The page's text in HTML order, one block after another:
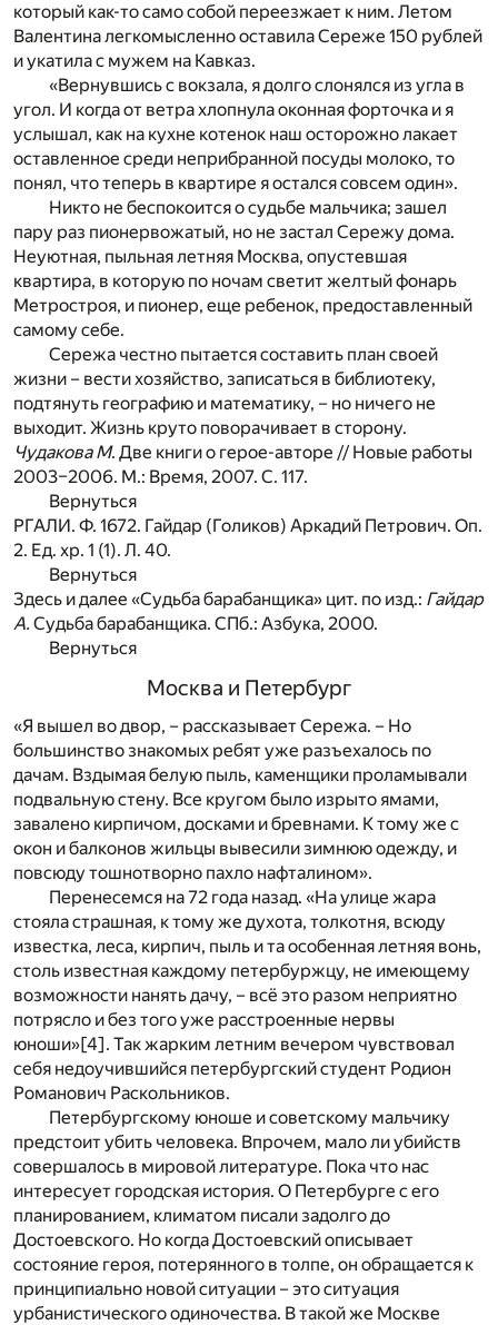
который как-то само собой переезжает к ним. Летом
Валентина легкомысленно оставила Сереже 150 рублей
и укатила с мужем на Кавказ.
«Вернувшись с вокзала, я долго слонялся из угла в
угол. И когда от ветра хлопнула оконная форточка и я
услышал, как на кухне котенок наш осторожно лакает
оставленное среди неприбранной посуды молоко, то
понял, что теперь в квартире я остался совсем один».
Никто не беспокоится о судьбе мальчика; зашел
пару раз пионервожатый, но не застал Сережу дома.
Неуютная, пыльная летняя Москва, опустевшая
квартира, в которую по ночам светит желтый фонарь
Метростроя, и пионер, еще ребенок, предоставленный
самому себе.
Сережа честно пытается составить план своей
жизни – вести хозяйство, записаться в библиотеку,
подтянуть географию и математику, – но ничего не
выходит. Жизнь круто поворачивает в сторону.
Чудакова М. Две книги о герое-авторе // Новые работы
2003–2006. М.: Время, 2007. С. 117.
Вернуться
РГАЛИ. Ф. 1672. Гайдар (Голиков) Аркадий Петрович. Оп.
2. Ед. хр. 1 (1). Л. 40.
Вернуться
Здесь и далее «Судьба барабанщика» цит. по изд.: Гайдар
А. Судьба барабанщика. СПб.: Азбука, 2000.
Вернуться
Москва и Петербург
«Я вышел во двор, – рассказывает Сережа. – Но
большинство знакомых ребят уже разъехалось по
дачам. Вздымая белую пыль, каменщики проламывали
подвальную стену. Все кругом было изрыто ямами,
завалено кирпичом, досками и бревнами. К тому же с
окон и балконов жильцы вывесили зимнюю одежду, и
повсюду тошнотворно пахло нафталином».
Перенесемся на 72 года назад. «На улице жара
стояла страшная, к тому же духота, толкотня, всюду
известка, леса, кирпич, пыль и та особенная летняя вонь,
столь известная каждому петербуржцу, не имеющему
возможности нанять дачу, – всё это разом неприятно
потрясло и без того уже расстроенные нервы
юноши»[4]. Так жарким летним вечером чувствовал
себя недоучившийся петербургский студент Родион
Романович Раскольников.
Петербургскому юноше и советскому мальчику
предстоит убить человека. Впрочем, мало ли убийств
совершалось в мировой литературе. Пока что нас
интересует городская история. О Петербурге с его
планированием, климатом писали задолго до
Достоевского. Но когда Достоевский описывает
состояние героя, потерянного в толпе, он обращается к
принципиально новой ситуации – это ситуация
урбанистического одиночества. В такой же Москве